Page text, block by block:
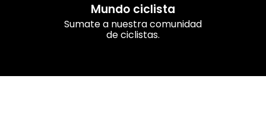
Mundo ciclista
Sumate a nuestra comunidad
de ciclistas.